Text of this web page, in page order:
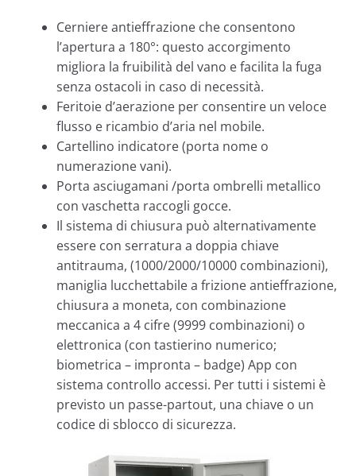
Cerniere antieffrazione che consentono
l’apertura a 180°: questo accorgimento
migliora la fruibilità del vano e facilita la fuga
senza ostacoli in caso di necessità.
Feritoie d’aerazione per consentire un veloce
flusso e ricambio d’aria nel mobile.
Cartellino indicatore (porta nome o
numerazione vani).
Porta asciugamani /porta ombrelli metallico
con vaschetta raccogli gocce.
Il sistema di chiusura può alternativamente
essere con serratura a doppia chiave
antitrauma, (1000/2000/10000 combinazioni),
maniglia lucchettabile a frizione antieffrazione,
chiusura a moneta, con combinazione
meccanica a 4 cifre (9999 combinazioni) o
elettronica (con tastierino numerico;
biometrica – impronta – badge) App con
sistema controllo accessi. Per tutti i sistemi è
previsto un passe-partout, una chiave o un
codice di sblocco di sicurezza.